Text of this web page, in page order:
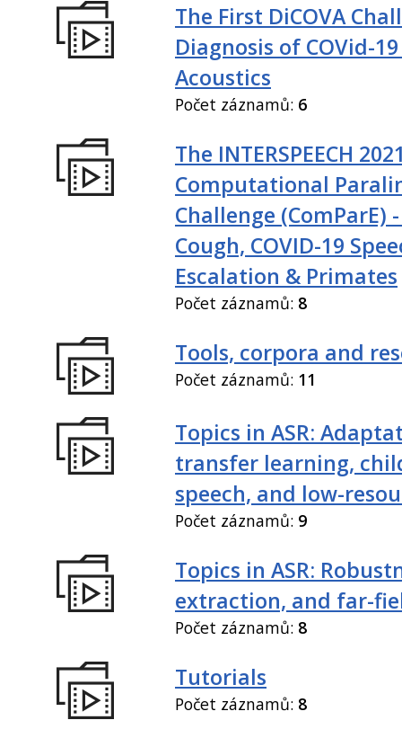
The First DiCOVA
Diagnosis of COVid-
Acoustics
Počet záznamů: 6
The INTERSPEECH
Computational
Challenge (ComParE)
Cough, COVID-19
Escalation & Primates
Počet záznamů: 8
Tools, corpora and
Počet záznamů: 11
Topics in ASR:
transfer learning,
speech, and low-
Počet záznamů: 9
Topics in ASR:
extraction, and far-
Počet záznamů: 8
Tutorials
Počet záznamů: 8